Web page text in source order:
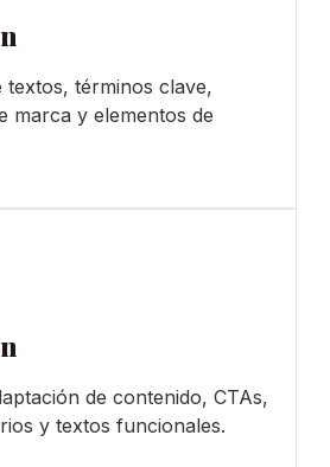
textos, términos clave,
marca y elementos de
de contenido, CTAs,
y textos funcionales.